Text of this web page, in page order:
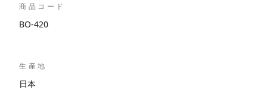
商品コード
BO-420
生産地
日本